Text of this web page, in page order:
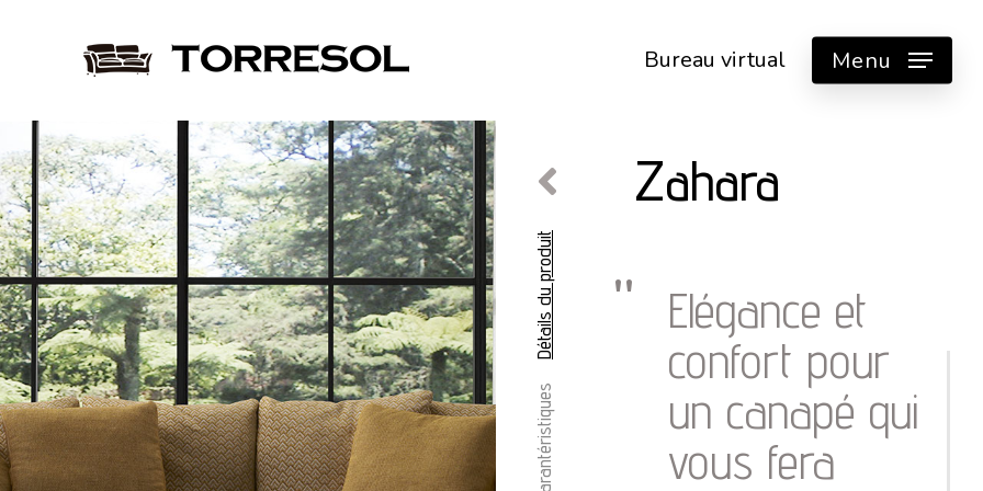
Bureau virtual Menu
Zahara
Détails du produit
Carantéristiques
Elégance et
confort pour
un canapé qui
vous fera